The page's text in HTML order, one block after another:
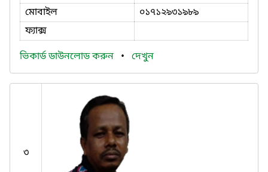
মোবাইল
০১৭১২৯৩১৯৮৯
ফ্যাক্স
ভিকার্ড ডাউনলোড করুন • দেখুন
৩